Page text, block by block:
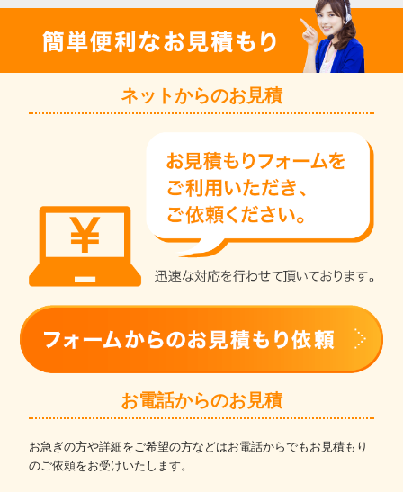
ネットからのお見積
お電話からのお見積
お急ぎの方や詳細をご希望の方などはお電話からでもお見積もり
のご依頼をお受けいたします。